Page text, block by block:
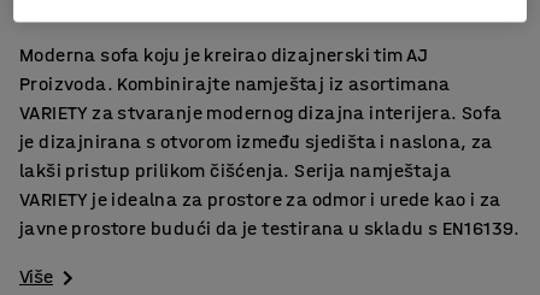
Moderna sofa koju je kreirao dizajnerski tim AJ
Proizvoda. Kombinirajte namještaj iz asortimana
VARIETY za stvaranje modernog dizajna interijera. Sofa
je dizajnirana s otvorom između sjedišta i naslona, za
lakši pristup prilikom čišćenja. Serija namještaja
VARIETY je idealna za prostore za odmor i urede kao i za
javne prostore budući da je testirana u skladu s EN16139.
Više